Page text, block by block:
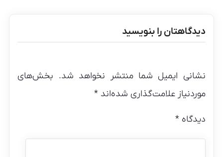
دیدگاهتان را بنویسید
نشانی ایمیل شما منتشر نخواهد شد. بخش‌های
موردنیاز علامت‌گذاری شده‌اند*
دیدگاه*